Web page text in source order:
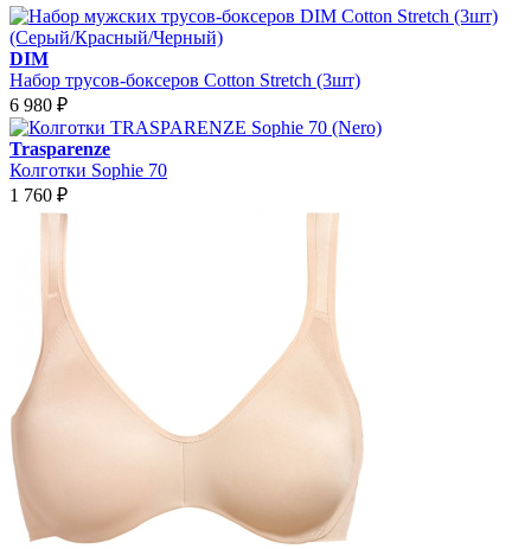
DIM
Набор трусов-боксеров Cotton Stretch (3шт)
6 980 ₽
Trasparenze
Колготки Sophie 70
1 760 ₽